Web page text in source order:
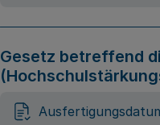
Gesetz betreffend